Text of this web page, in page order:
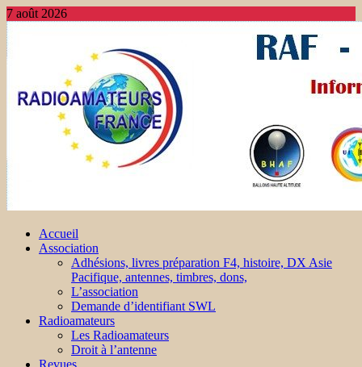
7 août 2026
Accueil
Association
Adhésions, livres préparation F4, histoire, DX Asie
Pacifique, antennes, timbres, dons,
L’association
Demande d’identifiant SWL
Radioamateurs
Les Radioamateurs
Droit à l’antenne
Revues